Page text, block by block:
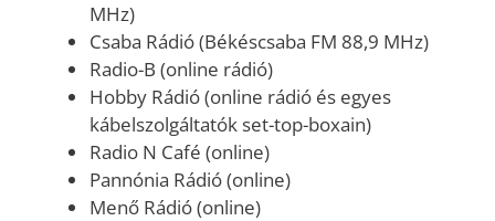
MHz)
Csaba Rádió (Békéscsaba FM 88,9 MHz)
Radio-B (online rádió)
Hobby Rádió (online rádió és egyes
kábelszolgáltatók set-top-boxain)
Radio N Café (online)
Pannónia Rádió (online)
Menő Rádió (online)